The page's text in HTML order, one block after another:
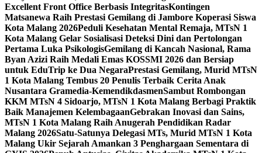
Excellent Front Office Berbasis IntegritasKontingen
Matsanewa Raih Prestasi Gemilang di Jambore Koperasi Siswa
Kota Malang 2026Peduli Kesehatan Mental Remaja, MTsN 1
Kota Malang Gelar Sosialisasi Deteksi Dini dan Pertolongan
Pertama Luka PsikologisGemilang di Kancah Nasional, Rama
Byan Azizi Raih Medali Emas KOSSMI 2026 dan Bersiap
untuk EduTrip ke Dua NegaraPrestasi Gemilang, Murid MTsN
1 Kota Malang Tembus 20 Penulis Terbaik Cerita Anak
Nusantara Gramedia-KemendikdasmenSambut Rombongan
KKM MTsN 4 Sidoarjo, MTsN 1 Kota Malang Berbagi Praktik
Baik Manajemen KelembagaanGebrakan Inovasi dan Sains,
MTsN 1 Kota Malang Raih Anugerah Pendidikan Radar
Malang 2026Satu-Satunya Delegasi MTs, Murid MTsN 1 Kota
Malang Ukir Sejarah Amankan 3 Penghargaan Sementara di